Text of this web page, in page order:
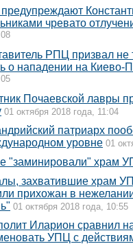
чревато
РПЦ призвал
о нападении на Киево-
Почаевской лавры
01 октября 2018 года, 11:04
патриарх
уровне 01
"заминировали" храм
захватившие храм
прихожан в
01 октября 2018 года, 10:55
Иларион сравнил
УПЦ с